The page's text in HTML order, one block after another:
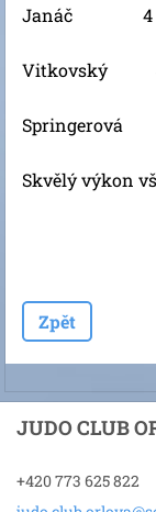
Janáč 4
Vitkovský 4
Springerová
Skvělý výkon
Zpět
JUDO CLUB
+420 773 625 822